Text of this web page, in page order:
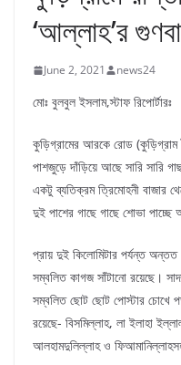
‘আল্লাহ’র
June 2, 2021 news24
মোঃ বুলবুল ইসলাম,স্টাফ রিপোর্টারঃ
কুড়িগ্রামের আরকে রোড
পাশজুড়ে দাঁড়িয়ে আছে সারি সারি
একটু ব্যতিক্রম ত্রিমোহনী
দুই পাশের গাছে গাছে শোভা পাচ্ছে
প্রায় দুই কিলোমিটার পর্যন্ত অন্তত
সম্বলিত কাগজ সাঁটানো রয়েছে।
সম্বলিত ছোট ছোট পোস্টার চোখে
রয়েছে- বিসমিল্লাহ, লা ইলাহা
আলহামদুলিল্লাহ ও